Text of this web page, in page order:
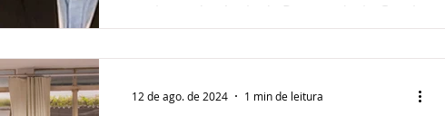
Cultura
aceitar a denúncia da Procuradoria-Geral
da República...
12 de ago. de 2024 1 min de leitura